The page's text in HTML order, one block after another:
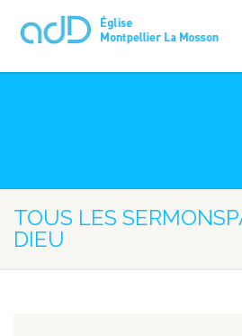
TOUS LES
DIEU